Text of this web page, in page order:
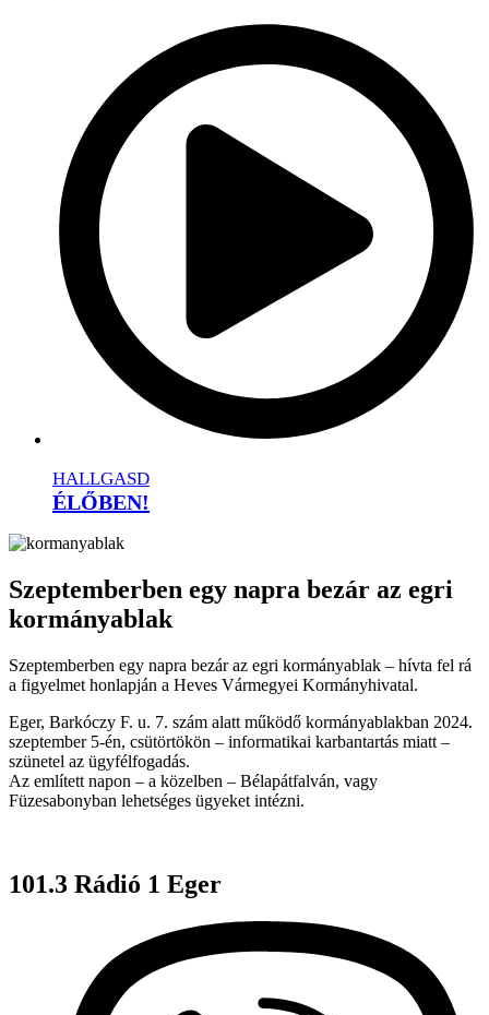
HALLGASD
ÉLŐBEN!
Szeptemberben egy napra bezár az egri
kormányablak
Szeptemberben egy napra bezár az egri kormányablak – hívta fel rá
a figyelmet honlapján a Heves Vármegyei Kormányhivatal.
Eger, Barkóczy F. u. 7. szám alatt működő kormányablakban 2024.
szeptember 5-én, csütörtökön – informatikai karbantartás miatt –
szünetel az ügyfélfogadás.
Az említett napon – a közelben – Bélapátfalván, vagy
Füzesabonyban lehetséges ügyeket intézni.
101.3 Rádió 1 Eger